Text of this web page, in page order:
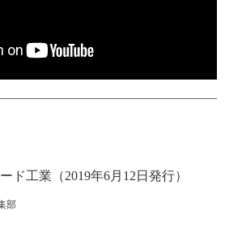
ド工業（2019年6月12日発行）
部